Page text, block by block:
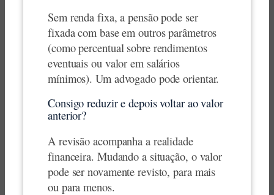
Sem renda fixa, a pensão pode ser
fixada com base em outros parâmetros
(como percentual sobre rendimentos
eventuais ou valor em salários
mínimos). Um advogado pode orientar.
Consigo reduzir e depois voltar ao valor
anterior?
A revisão acompanha a realidade
financeira. Mudando a situação, o valor
pode ser novamente revisto, para mais
ou para menos.